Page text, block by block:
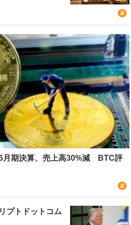
月期決算、売上高30%減 BTC評
プトドットコム